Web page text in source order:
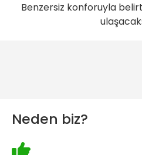
Benzersiz konforuyla
Neden biz?